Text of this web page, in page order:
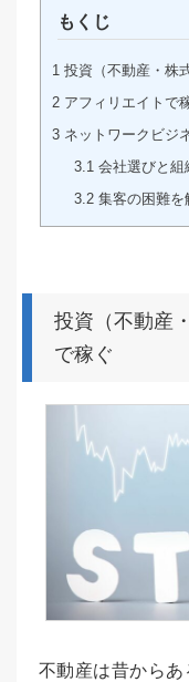
もくじ
1 投資（不動産・株
2アフィリエイトで
3ネットワークビジ
3.1 会社選びと組
3.2集客の困難を
投資（不動産
で稼ぐ
不動産は昔から